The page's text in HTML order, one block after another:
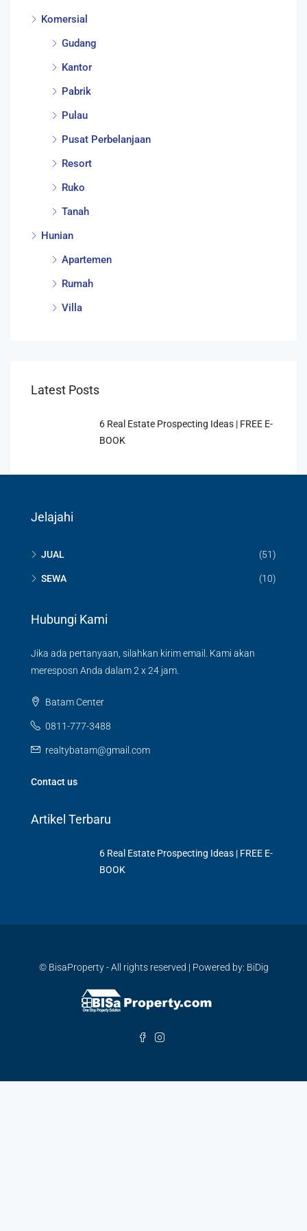
Komersial
Gudang
Kantor
Pabrik
Pulau
Pusat Perbelanjaan
Resort
Ruko
Tanah
Hunian
Apartemen
Rumah
Villa
Latest Posts
6 Rеаl Eѕtаtе Prоѕресtіng Idеаѕ | FREE E-
BOOK
Jelajahi
JUAL (51)
SEWA (10)
Hubungi Kami
Jika ada pertanyaan, silahkan kirim email. Kami akan
meresposn Anda dalam 2 x 24 jam.
Batam Center
0811-777-3488
realtybatam@gmail.com
Contact us
Artikel Terbaru
6 Rеаl Eѕtаtе Prоѕресtіng Idеаѕ | FREE E-
BOOK
© BisaProperty - All rights reserved | Powered by: BiDig